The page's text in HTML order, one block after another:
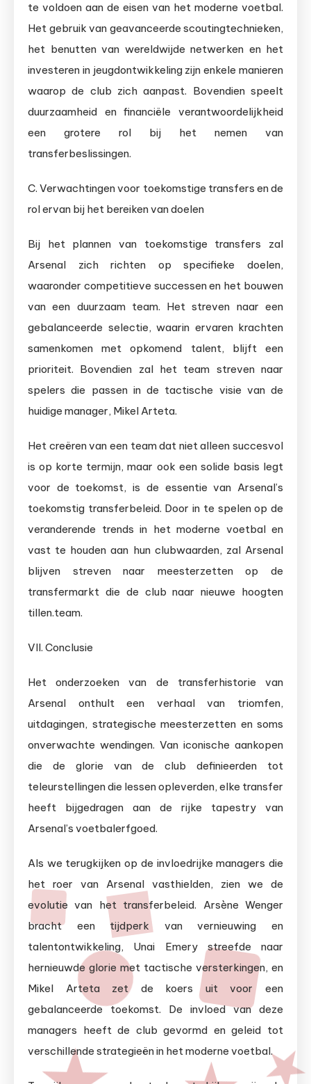
te voldoen aan de eisen van het moderne voetbal.
Het gebruik van geavanceerde scoutingtechnieken,
het benutten van wereldwijde netwerken en het
investeren in jeugdontwikkeling zijn enkele manieren
waarop de club zich aanpast. Bovendien speelt
duurzaamheid en financiële verantwoordelijkheid
een grotere rol bij het nemen van
transferbeslissingen.
C. Verwachtingen voor toekomstige transfers en de
rol ervan bij het bereiken van doelen
Bij het plannen van toekomstige transfers zal
Arsenal zich richten op specifieke doelen,
waaronder competitieve successen en het bouwen
van een duurzaam team. Het streven naar een
gebalanceerde selectie, waarin ervaren krachten
samenkomen met opkomend talent, blijft een
prioriteit. Bovendien zal het team streven naar
spelers die passen in de tactische visie van de
huidige manager, Mikel Arteta.
Het creëren van een team dat niet alleen succesvol
is op korte termijn, maar ook een solide basis legt
voor de toekomst, is de essentie van Arsenal’s
toekomstig transferbeleid. Door in te spelen op de
veranderende trends in het moderne voetbal en
vast te houden aan hun clubwaarden, zal Arsenal
blijven streven naar meesterzetten op de
transfermarkt die de club naar nieuwe hoogten
tillen.team.
VII. Conclusie
Het onderzoeken van de transferhistorie van
Arsenal onthult een verhaal van triomfen,
uitdagingen, strategische meesterzetten en soms
onverwachte wendingen. Van iconische aankopen
die de glorie van de club definieerden tot
teleurstellingen die lessen opleverden, elke transfer
heeft bijgedragen aan de rijke tapestry van
Arsenal’s voetbalerfgoed.
Als we terugkijken op de invloedrijke managers die
het roer van Arsenal vasthielden, zien we de
evolutie van het transferbeleid. Arsène Wenger
bracht een tijdperk van vernieuwing en
talentontwikkeling, Unai Emery streefde naar
hernieuwde glorie met tactische versterkingen, en
Mikel Arteta zet de koers uit voor een
gebalanceerde toekomst. De invloed van deze
managers heeft de club gevormd en geleid tot
verschillende strategieën in het moderne voetbal.